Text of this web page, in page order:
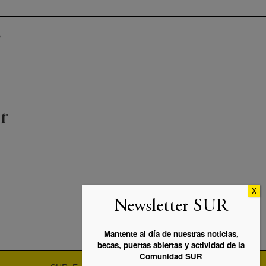
Newsletter SUR
Mantente al día de nuestras noticias,
becas, puertas abiertas y actividad de la
Comunidad SUR